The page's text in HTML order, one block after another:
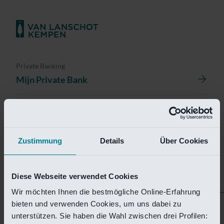
Zustimmung Details Über Cookies
Diese Webseite verwendet Cookies
Wir möchten Ihnen die bestmögliche Online-Erfahrung
bieten und verwenden Cookies, um uns dabei zu
unterstützen. Sie haben die Wahl zwischen drei Profilen:
Private Banking
Mijn Private Bank
Helaas is deze pagina